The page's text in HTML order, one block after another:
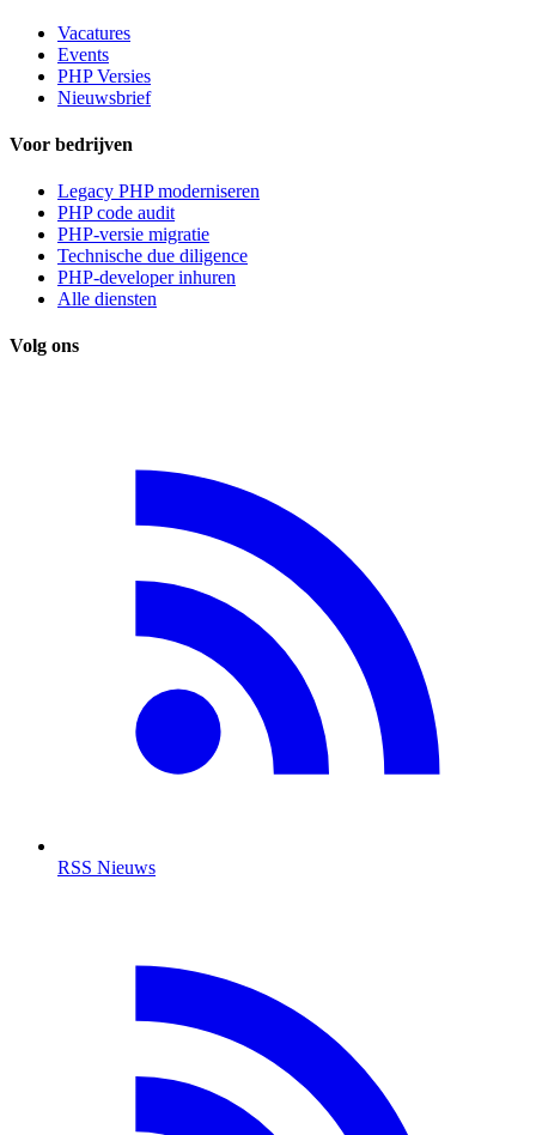
Vacatures
Events
PHP Versies
Nieuwsbrief
Voor bedrijven
Legacy PHP moderniseren
PHP code audit
PHP-versie migratie
Technische due diligence
PHP-developer inhuren
Alle diensten
Volg ons
RSS Nieuws